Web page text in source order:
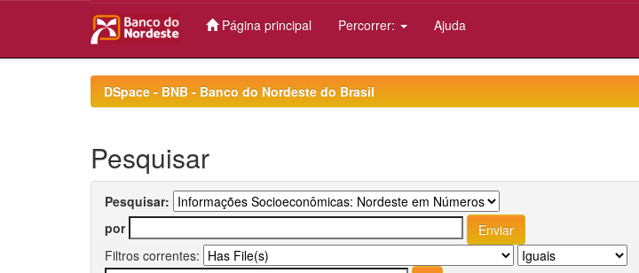
Página principal Percorrer: Ajuda
DSpace - BNB - Banco do Nordeste do Brasil
Pesquisar
Pesquisar:
por
Filtros correntes: